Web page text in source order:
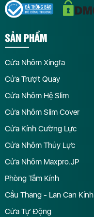
SẢN PHẨM
Cửa Nhôm Xingfa
Cửa Trượt Quay
Cửa Nhôm Hệ Slim
Cửa Nhôm Slim Cover
Cửa Kính Cường Lực
Cửa Nhôm Thủy Lực
Cửa Nhôm Maxpro.JP
Phòng Tắm Kính
Cầu Thang - Lan Can Kính
Cửa Tự Động